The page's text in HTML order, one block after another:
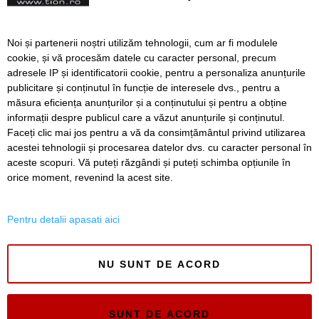
Topul QS World University
Rankings: UVT sta mai bine
la reputatia in mediul
academic international si la
cea in randul angajatorilor
Înapoi Înainte
SERVICII Redactia
Folosinta Cookie-urilor
Noi și partenerii noștri utilizăm tehnologii, cum ar fi modulele
cookie, și vă procesăm datele cu caracter personal, precum
adresele IP și identificatorii cookie, pentru a personaliza anunțurile
publicitare și conținutul în funcție de interesele dvs., pentru a
măsura eficiența anunțurilor și a conținutului și pentru a obține
informații despre publicul care a văzut anunțurile și conținutul.
Faceți clic mai jos pentru a vă da consimțământul privind utilizarea
acestei tehnologii și procesarea datelor dvs. cu caracter personal în
aceste scopuri. Vă puteți răzgândi și puteți schimba opțiunile în
orice moment, revenind la acest site.
Pentru detalii apasati aici
NU SUNT DE ACORD
SUNT DE ACORD